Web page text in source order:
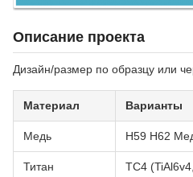
Описание проекта
Дизайн/размер по образцу или
Материал Варианты
Медь H59 H62
Титан TC4